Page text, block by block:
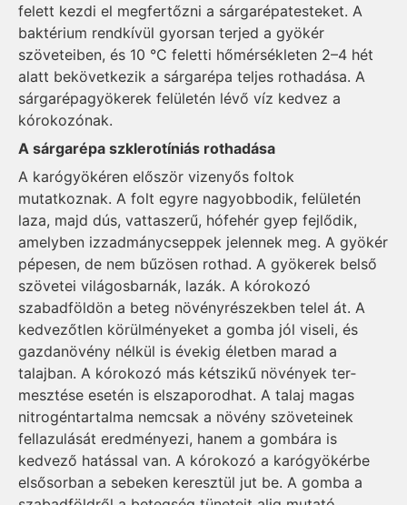
felett kezdi el megfertőzni a sárgarépatesteket. A
baktérium rendkívül gyorsan terjed a gyökér
szöveteiben, és 10 °C feletti hőmérsékleten 2–4 hét
alatt bekövetkezik a sárgarépa teljes rothadása. A
sárgarépagyökerek felületén lévő víz kedvez a
kórokozónak.
A sárgarépa szklerotíniás rothadása
A karógyökéren először vizenyős foltok
mutatkoznak. A folt egyre nagyobbodik, felületén
laza, majd dús, vattaszerű, hófehér gyep fejlődik,
amelyben izzadmánycseppek jelennek meg. A gyökér
pépesen, de nem bűzösen rothad. A gyökerek belső
szövetei világosbarnák, lazák. A kórokozó
szabadföldön a beteg növényrészekben telel át. A
kedvezőtlen körülményeket a gomba jól viseli, és
gazdanövény nélkül is évekig életben marad a
talajban. A kórokozó más kétszikű növények ter­
mesztése esetén is elszaporodhat. A talaj magas
nitrogéntartalma nemcsak a növény szöveteinek
fellazulását eredményezi, hanem a gombára is
kedvező hatással van. A kórokozó a karógyökérbe
elsősorban a sebeken keresztül jut be. A gomba a